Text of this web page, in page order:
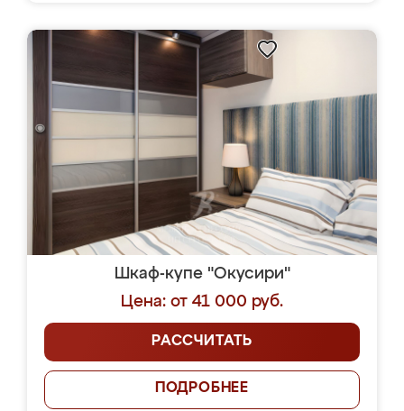
Шкаф-купе "Окусири"
Цена: от 41 000 руб.
РАССЧИТАТЬ
ПОДРОБНЕЕ